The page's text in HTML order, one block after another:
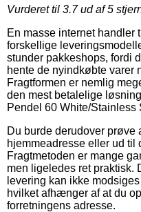
Vurderet til 3.7ud af 5
En masse internet
forskellige
stunder pakkeshops, fordi
hente de nyindkøbte varer
Fragtformen er nemlig
den mest betalelige
Pendel 60 White/Stainless
Du burde derudover prøve
hjemmeadresse eller ud til
Fragtmetoden er mange
men ligeledes ret praktisk.
levering kan ikke
hvilket afhænger af at du
forretningens adresse.